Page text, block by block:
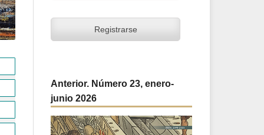
Registrarse
Anterior. Número 23, enero-
junio 2026